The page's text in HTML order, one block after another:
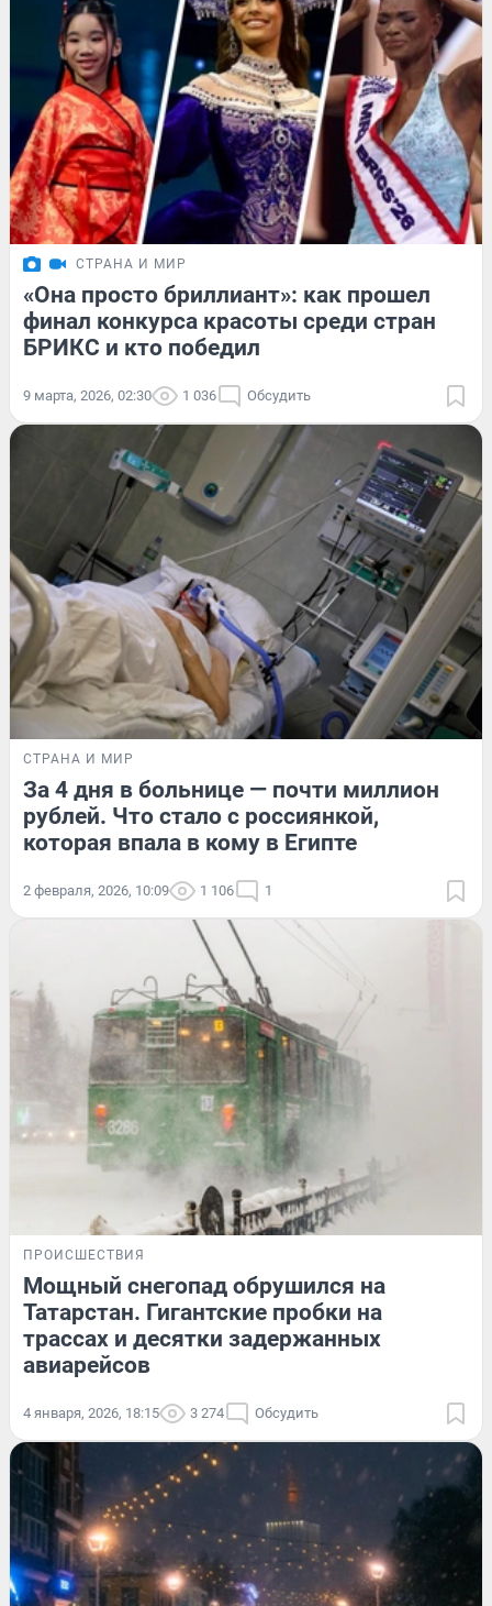
СТРАНА И МИР
«Она просто бриллиант»: как прошел
финал конкурса красоты среди стран
БРИКС и кто победил
9 марта, 2026, 02:30 1 036 Обсудить
СТРАНА И МИР
За 4 дня в больнице — почти миллион
рублей. Что стало с россиянкой,
которая впала в кому в Египте
2 февраля, 2026, 10:09 1 106 1
ПРОИСШЕСТВИЯ
Мощный снегопад обрушился на
Татарстан. Гигантские пробки на
трассах и десятки задержанных
авиарейсов
4 января, 2026, 18:15 3 274 Обсудить